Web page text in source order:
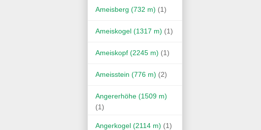
Ameisberg (732 m) (1)
Ameiskogel (1317 m) (1)
Ameiskopf (2245 m) (1)
Ameisstein (776 m) (2)
Angererhöhe (1509 m)
(1)
Angerkogel (2114 m) (1)